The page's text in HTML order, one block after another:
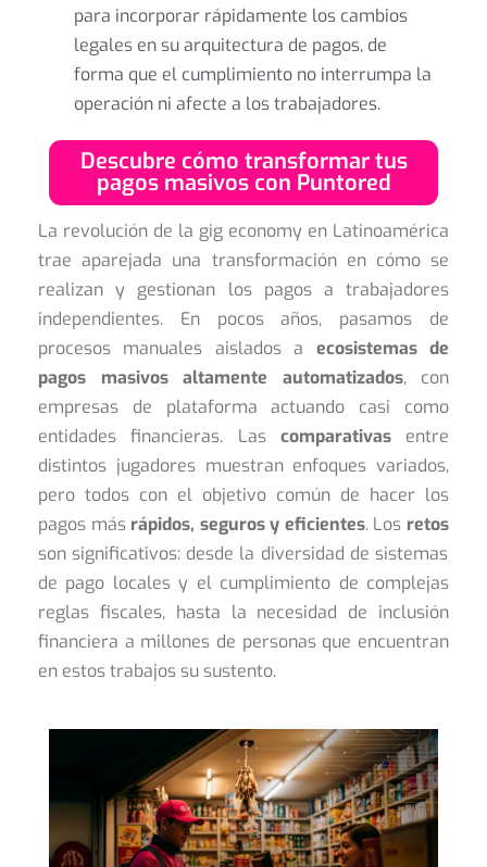
para incorporar rápidamente los cambios
legales en su arquitectura de pagos, de
forma que el cumplimiento no interrumpa la
operación ni afecte a los trabajadores.
Descubre cómo transformar tus
pagos masivos con Puntored
La revolución de la gig economy en Latinoamérica
trae aparejada una transformación en cómo se
realizan y gestionan los pagos a trabajadores
independientes. En pocos años, pasamos de
procesos manuales aislados a ecosistemas de
pagos masivos altamente automatizados, con
empresas de plataforma actuando casi como
entidades financieras. Las comparativasentre
distintos jugadores muestran enfoques variados,
pero todos con el objetivo común de hacer los
pagos más rápidos, seguros y eficientes. Los retos
son significativos: desde la diversidad de sistemas
de pago locales y el cumplimiento de complejas
reglas fiscales, hasta la necesidad de inclusión
financiera a millones de personas que encuentran
en estos trabajos su sustento.